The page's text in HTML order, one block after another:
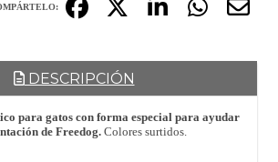
DESCRIPCIÓN
para gatos con forma especial para ayudar
de Freedog.Colores surtidos.